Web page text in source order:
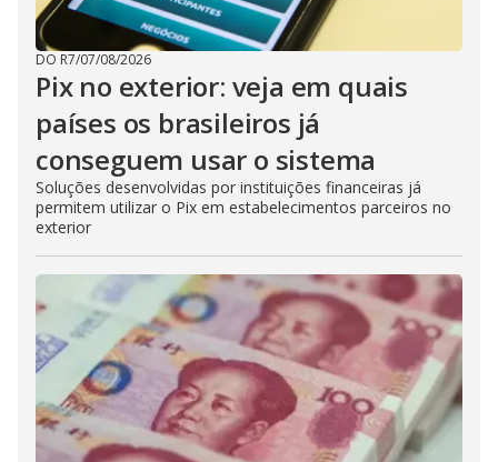
DO R7/07/08/2026
Pix no exterior: veja em quais
países os brasileiros já
conseguem usar o sistema
Soluções desenvolvidas por instituições financeiras já
permitem utilizar o Pix em estabelecimentos parceiros no
exterior